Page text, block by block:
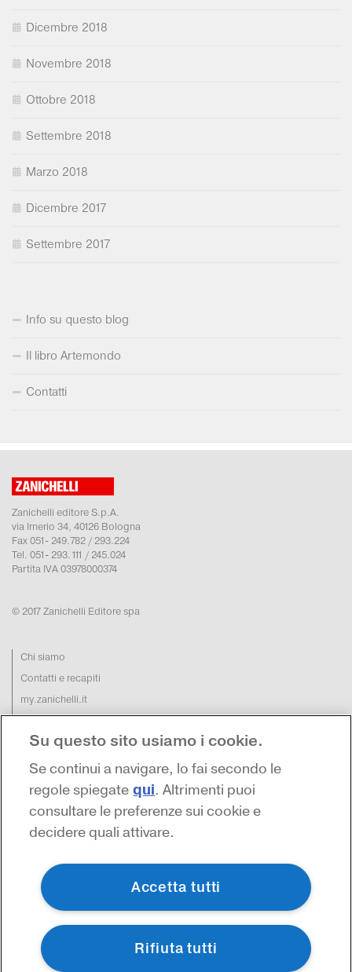
Dicembre 2018
Novembre 2018
Ottobre 2018
Settembre 2018
Marzo 2018
Dicembre 2017
Settembre 2017
Info su questo blog
Il libro Artemondo
Contatti
Zanichelli editore S.p.A.
via Irnerio 34, 40126 Bologna
Fax 051- 249.782 / 293.224
Tel. 051- 293.111 / 245.024
Partita IVA 03978000374
© 2017 Zanichelli Editore spa
Chi siamo
Contatti e recapiti
my.zanichelli.it
Filiali e agenzie
Acquisti: informazioni precontrattuali
Area stampa
Su questo sito usiamo i cookie.
Se continui a navigare, lo fai secondo le
regole spiegate qui. Altrimenti puoi
consultare le preferenze sui cookie e
decidere quali attivare.
Accetta tutti
Rifiuta tutti